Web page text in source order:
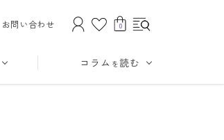
お問い合わせ 0
コラム を読む